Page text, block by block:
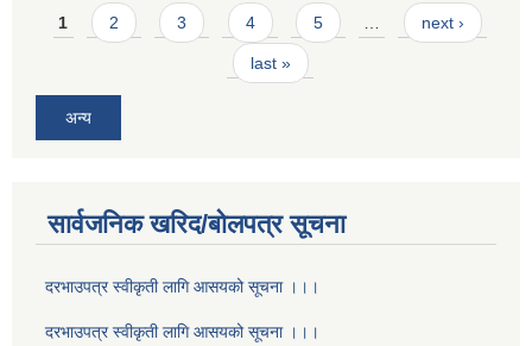
Pages
1 2 3 4 5 next ›
last »
अन्य
सार्वजनिक खरिद/बोलपत्र सूचना
दरभाउपत्र स्वीकृती लागि आसयको सूचना ।।।
दरभाउपत्र स्वीकृती लागि आसयको सूचना ।।।